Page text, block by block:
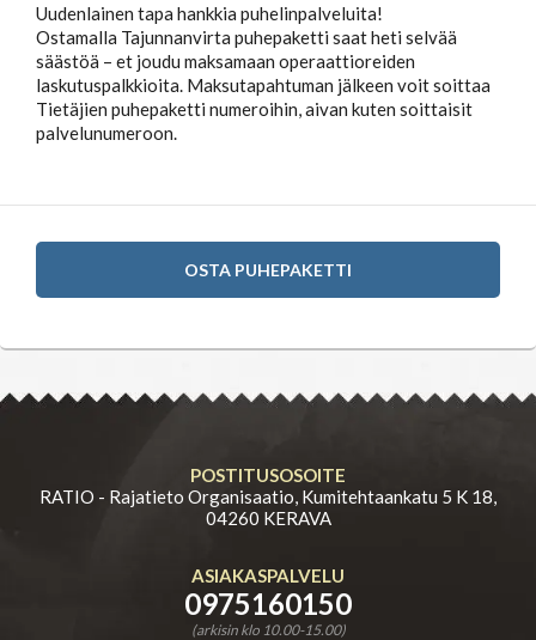
Uudenlainen tapa hankkia puhelinpalveluita!
Ostamalla Tajunnanvirta puhepaketti saat heti selvää
säästöä – et joudu maksamaan operaattioreiden
laskutuspalkkioita. Maksutapahtuman jälkeen voit soittaa
Tietäjien puhepaketti numeroihin, aivan kuten soittaisit
palvelunumeroon.
OSTA PUHEPAKETTI
POSTITUSOSOITE
RATIO - Rajatieto Organisaatio, Kumitehtaankatu 5 K 18,
04260 KERAVA
ASIAKASPALVELU
0975160150
(arkisin klo 10.00-15.00)